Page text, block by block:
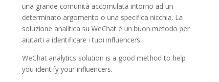
una grande comunità accomulata intorno ad un
determinato argomento o una specifica nicchia. La
soluzione analitica su WeChat è un buon metodo per
aiutarti a identificare i tuoi influencers.
WeChat analytics solution is a good method to help
you identify your influencers.